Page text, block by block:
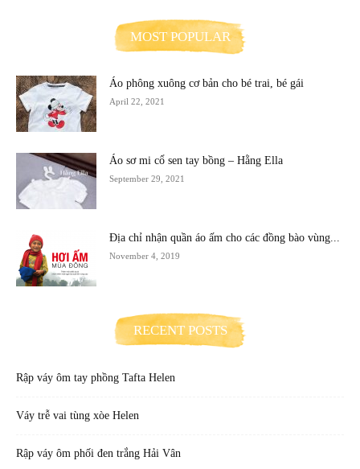
MOST POPULAR
Áo phông xuông cơ bản cho bé trai, bé gái
April 22, 2021
Áo sơ mi cổ sen tay bồng – Hằng Ella
September 29, 2021
Địa chỉ nhận quần áo ấm cho các đồng bào vùng...
November 4, 2019
RECENT POSTS
Rập váy ôm tay phồng Tafta Helen
Váy trễ vai tùng xòe Helen
Rập váy ôm phối đen trắng Hải Vân